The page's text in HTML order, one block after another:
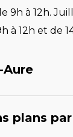
9h à 12h.
à 12h et de
Aure
plans